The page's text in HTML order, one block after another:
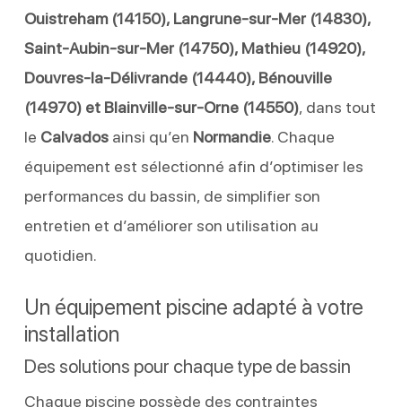
Ouistreham (14150), Langrune-sur-Mer (14830),
Saint-Aubin-sur-Mer (14750), Mathieu (14920),
Douvres-la-Délivrande (14440), Bénouville
(14970) et Blainville-sur-Orne (14550), dans tout
le Calvadosainsi qu’en Normandie. Chaque
équipement est sélectionné afin d’optimiser les
performances du bassin, de simplifier son
entretien et d’améliorer son utilisation au
quotidien.
Un équipement piscine adapté à votre
installation
Des solutions pour chaque type de bassin
Chaque piscine possède des contraintes